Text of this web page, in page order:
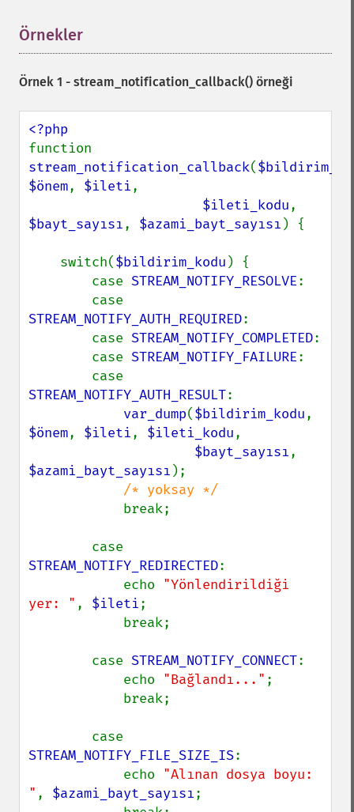
Örnekler
Örnek 1 - stream_notification_callback() örneği
stream_notification_callback(
$önem, $ileti,
$ileti_kodu
$bayt_sayısı, $azami_bayt_sayısı ) {
    switch(
$bildirim_kodu ) {
        case
STREAM_NOTIFY_RESOLVE:
STREAM_NOTIFY_AUTH_REQUIRED:
        case
STREAM_NOTIFY_COMPLETED:
        case
STREAM_NOTIFY_FAILURE:
STREAM_NOTIFY_AUTH_RESULT:
var_dump($bildirim_kodu
$önem, $ileti, $ileti_kodu,
$bayt_sayısı
$azami_bayt_sayısı );
/* yoksay */
break;
STREAM_NOTIFY_REDIRECTED:
            echo
"Yönlendirildiği
yer: " , $ileti;
        case
STREAM_NOTIFY_CONNECT:
            echo
"Bağlandı..." ;
STREAM_NOTIFY_FILE_SIZE_IS:
            echo
"Alınan dosya boyu:
" , $azami_bayt_sayısı;